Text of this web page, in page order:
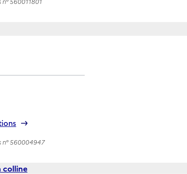
n° 560004947
colline